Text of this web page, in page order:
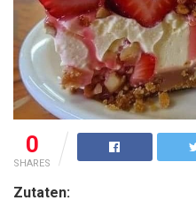
0
SHARES
Zutaten: